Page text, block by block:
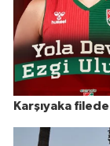
Karşıyaka